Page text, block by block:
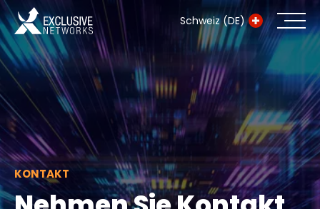
Schweiz (DE)
Cybersecurity
Ökosystem
Ressourcen
Unternehmen
KONTAKT